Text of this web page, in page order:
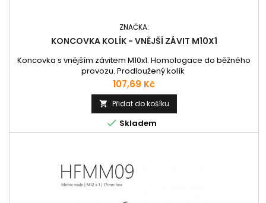
ZNAČKA:
KONCOVKA KOLÍK - VNĚJŠÍ ZÁVIT M10X1
Koncovka s vnějším závitem M10x1. Homologace do běžného
provozu. Prodloužený kolík
Cena
107,69 Kč
 Přidat do košíku
 Skladem